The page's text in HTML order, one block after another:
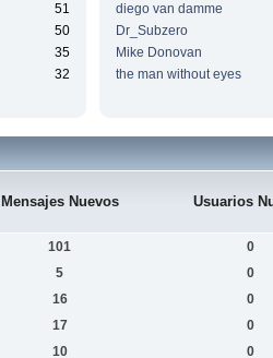
51
50
35
32
diego van damme
Dr_Subzero
Mike Donovan
the man without eyes
Mensajes Nuevos Usuarios
101 0
5 0
16 0
17 0
10 0